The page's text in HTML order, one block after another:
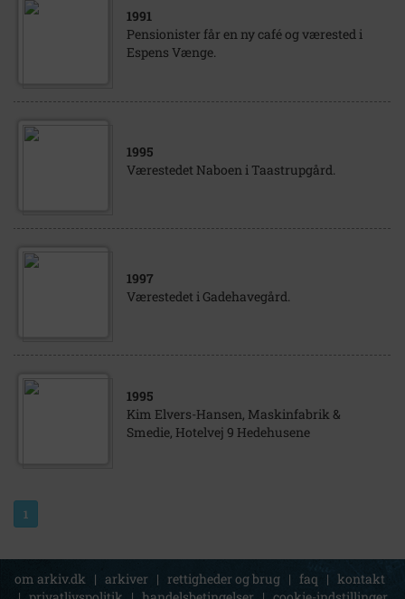
1991
Pensionister får en ny café og værested i
Espens Vænge.
1995
Værestedet Naboen i Taastrupgård.
1997
Værestedet i Gadehavegård.
1995
Kim Elvers-Hansen, Maskinfabrik &
Smedie, Hotelvej 9 Hedehusene
1
om arkiv.dk | arkiver | rettigheder og brug | faq | kontakt